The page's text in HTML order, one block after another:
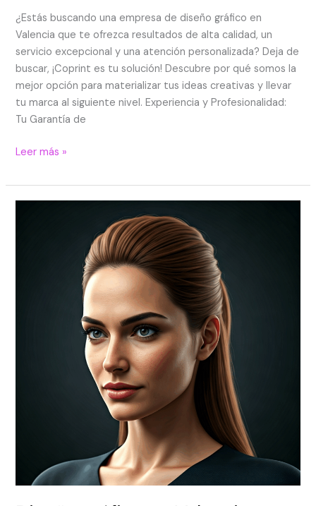
¿Estás buscando una empresa de diseño gráfico en
Valencia que te ofrezca resultados de alta calidad, un
servicio excepcional y una atención personalizada? Deja de
buscar, ¡Coprint es tu solución! Descubre por qué somos la
mejor opción para materializar tus ideas creativas y llevar
tu marca al siguiente nivel. Experiencia y Profesionalidad:
Tu Garantía de
Leer más »